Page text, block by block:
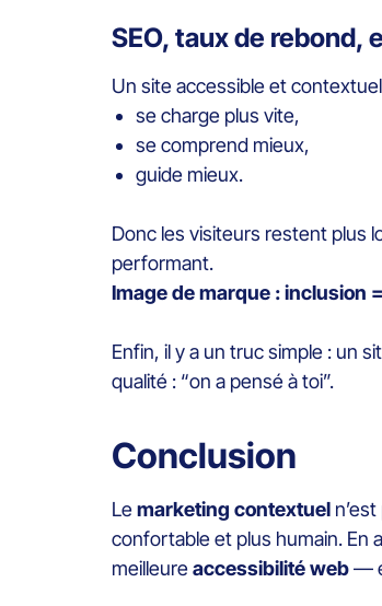
SEO, taux de rebond,
Un site accessible et
se charge plus vite,
se comprend mieux,
guide mieux.
Donc les visiteurs restent plus
performant.
Image de marque : inclusion
Enfin, il y a un truc simple : un
qualité : “on a pensé à toi”.
Conclusion
Lemarketing contextuel
confortable et plus humain. En
meilleureaccessibilité web—